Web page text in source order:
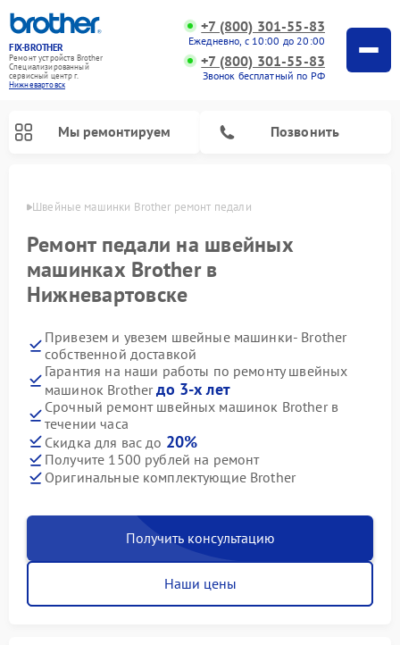
FIX-BROTHER
Ремонт устройств Brother
Специализированный
cервисный центр г.
Нижневартовск
+7 (800) 301-55-83
Ежедневно, с 10:00 до 20:00
+7 (800) 301-55-83
Звонок бесплатный по РФ
Мы ремонтируем Позвонить
Швейные машинки Brother ремонт педали
Ремонт педали на швейных
машинках Brother в
Нижневартовске
Привезем и увезем швейные машинки- Brother
собственной доставкой
Гарантия на наши работы по ремонту швейных
машинок Brotherдо 3-х лет
Срочный ремонт швейных машинок Brother в
течении часа
Скидка для вас до 20%
Получите 1500 рублей на ремонт
Оригинальные комплектующие Brother
Получить консультацию
Наши цены